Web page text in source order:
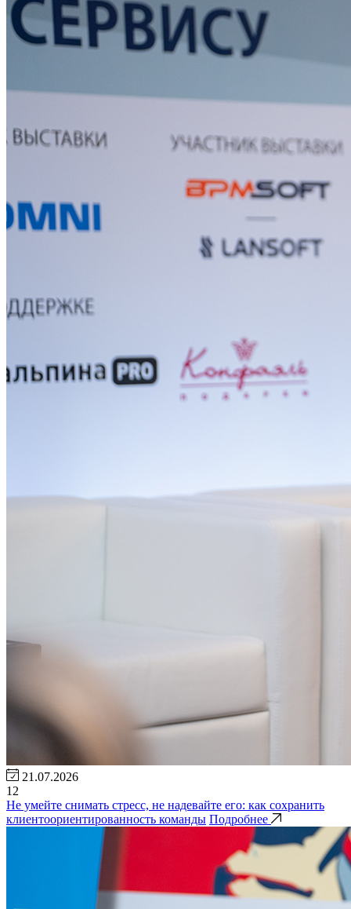
21.07.2026
12
Не умейте снимать стресс, не надевайте его: как сохранить
клиентоориентированность команды Подробнее